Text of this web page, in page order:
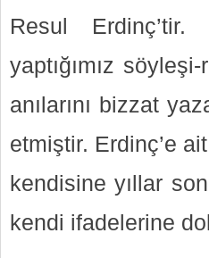
Resul Erdinç’tir.
yaptığımız
anılarını bizzat
etmiştir. Erdinç’e
kendisine yıllar
kendi ifadelerine